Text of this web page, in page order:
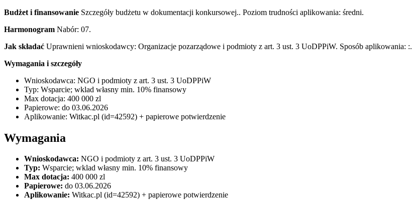
Budżet i finansowanie Szczegóły budżetu w dokumentacji konkursowej.. Poziom trudności aplikowania: średni.
Harmonogram Nabór: 07.
Jak składać Uprawnieni wnioskodawcy: Organizacje pozarządowe i podmioty z art. 3 ust. 3 UoDPPiW. Sposób aplikowania: :.
Wymagania i szczegóły
Wnioskodawca: NGO i podmioty z art. 3 ust. 3 UoDPPiW
Typ: Wsparcie; wklad własny min. 10% finansowy
Max dotacja: 400 000 zl
Papierowe: do 03.06.2026
Aplikowanie: Witkac.pl (id=42592) + papierowe potwierdzenie
Wymagania
Wnioskodawca: NGO i podmioty z art. 3 ust. 3 UoDPPiW
Typ: Wsparcie; wklad własny min. 10% finansowy
Max dotacja: 400 000 zl
Papierowe: do 03.06.2026
Aplikowanie: Witkac.pl (id=42592) + papierowe potwierdzenie